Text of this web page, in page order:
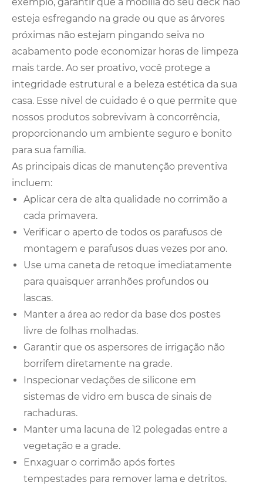
esteja esfregando na grade ou que as árvores
próximas não estejam pingando seiva no
acabamento pode economizar horas de limpeza
mais tarde. Ao ser proativo, você protege a
integridade estrutural e a beleza estética da sua
casa. Esse nível de cuidado é o que permite que
nossos produtos sobrevivam à concorrência,
proporcionando um ambiente seguro e bonito
para sua família.
As principais dicas de manutenção preventiva
incluem:
Aplicar cera de alta qualidade no corrimão a
cada primavera.
Verificar o aperto de todos os parafusos de
montagem e parafusos duas vezes por ano.
Use uma caneta de retoque imediatamente
para quaisquer arranhões profundos ou
lascas.
Manter a área ao redor da base dos postes
livre de folhas molhadas.
Garantir que os aspersores de irrigação não
borrifem diretamente na grade.
Inspecionar vedações de silicone em
sistemas de vidro em busca de sinais de
rachaduras.
Manter uma lacuna de 12 polegadas entre a
vegetação e a grade.
Enxaguar o corrimão após fortes
tempestades para remover lama e detritos.